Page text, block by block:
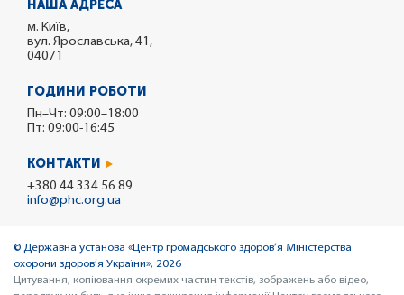
НАША АДРЕСА
м. Київ,
вул. Ярославська, 41,
04071
ГОДИНИ РОБОТИ
Пн–Чт: 09:00–18:00
Пт: 09:00-16:45
КОНТАКТИ
+380 44 334 56 89
info@phc.org.ua
© Державна установа «Центр громадського здоров’я Міністерства
охорони здоров’я України», 2026
Цитування, копіювання окремих частин текстів, зображень або відео,